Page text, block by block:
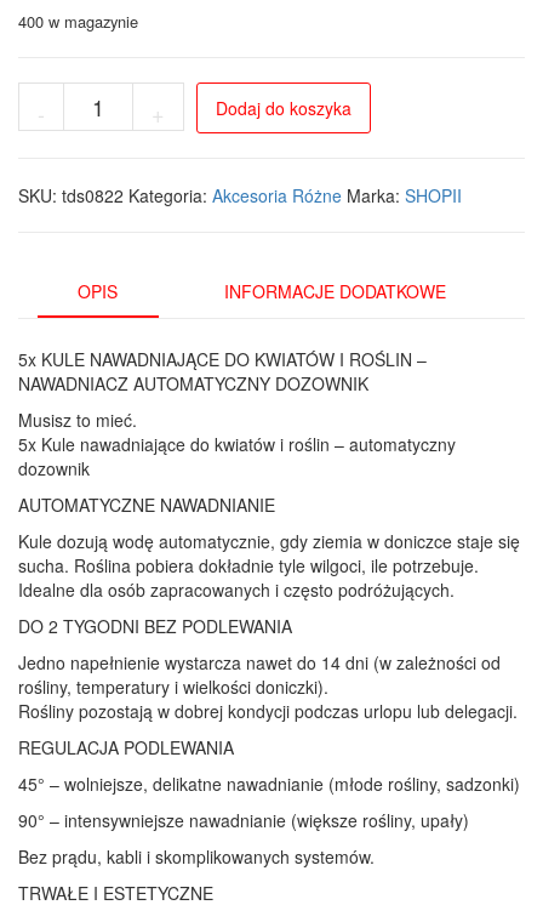
400 w magazynie
-
Automatyczne
5
wody
do
+ Dodaj do koszyka
SKU: tds0822 Kategoria: Akcesoria Różne Marka: SHOPII
OPIS INFORMACJE DODATKOWE
5x KULE NAWADNIAJĄCE DO KWIATÓW I ROŚLIN –
NAWADNIACZ AUTOMATYCZNY DOZOWNIK
Musisz to mieć.
5x Kule nawadniające do kwiatów i roślin – automatyczny
dozownik
AUTOMATYCZNE NAWADNIANIE
Kule dozują wodę automatycznie, gdy ziemia w doniczce staje się
sucha. Roślina pobiera dokładnie tyle wilgoci, ile potrzebuje.
Idealne dla osób zapracowanych i często podróżujących.
DO 2 TYGODNI BEZ PODLEWANIA
Jedno napełnienie wystarcza nawet do 14 dni (w zależności od
rośliny, temperatury i wielkości doniczki).
Rośliny pozostają w dobrej kondycji podczas urlopu lub delegacji.
REGULACJA PODLEWANIA
45° – wolniejsze, delikatne nawadnianie (młode rośliny, sadzonki)
90° – intensywniejsze nawadnianie (większe rośliny, upały)
Bez prądu, kabli i skomplikowanych systemów.
TRWAŁE I ESTETYCZNE